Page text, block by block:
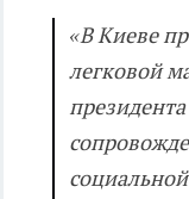
«В Киеве
легковой